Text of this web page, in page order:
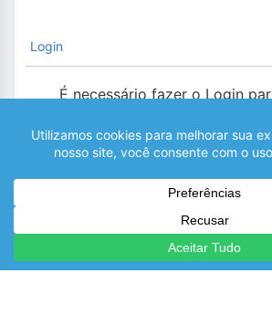
Login
É necessário fazer o Login
0 COMENTÁRIOS